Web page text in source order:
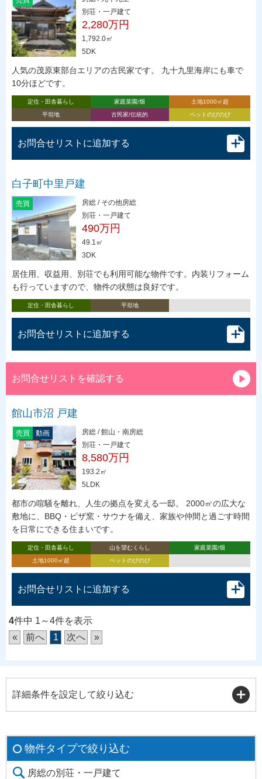
別荘・一戸建て
2,280万円
1,792.0㎡
5DK
人気の茂原東部台エリアの古民家です。 九十九里海岸にも車で
10分ほどです。
定住・田舎暮らし 家庭菜園/畑
土地1000㎡超
平坦地
古民家/伝統的 ペットのびのび
お問合せリストに追加する
白子町中里戸建
売買
房総 / その他房総
別荘・一戸建て
490万円
49.1㎡
3DK
居住用、収益用、別荘でも利用可能な物件です。内装リフォーム
も行っていますので、物件の状態は良好です。
定住・田舎暮らし 平坦地
お問合せリストに追加する
お問合せリストを確認する
館山市沼 戸建
売買 動画
房総 / 館山・南房総
別荘・一戸建て
8,580万円
193.2㎡
5LDK
都市の喧騒を離れ、人生の拠点を変える一邸。 2000㎡の広大な
敷地に、BBQ・ピザ窯・サウナを備え、家族や仲間と過ごす時間
を日常にできる住まいです。
定住・田舎暮らし 山を望むくらし
家庭菜園/畑
土地1000㎡超
ペットのびのび
お問合せリストに追加する
4件中 1～4件を表示
«
前へ 1 次へ »
詳細条件を設定して絞り込む
物件タイプで絞り込む
房総の別荘・一戸建て